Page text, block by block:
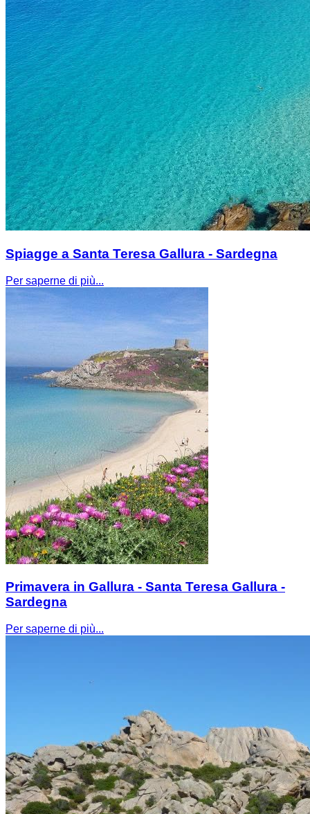
Spiagge a Santa Teresa Gallura - Sardegna
Per saperne di più...
Primavera in Gallura - Santa Teresa Gallura -
Sardegna
Per saperne di più...